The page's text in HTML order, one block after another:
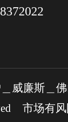
威廉斯＿
市场有